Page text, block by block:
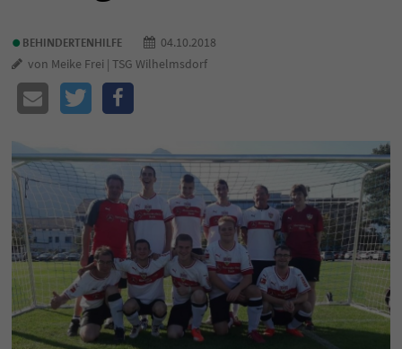
• BEHINDERTENHILFE
04.10.2018
von Meike Frei | TSG Wilhelmsdorf